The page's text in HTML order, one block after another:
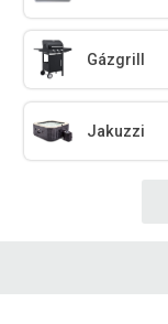
Gázgrill
Jakuzzi